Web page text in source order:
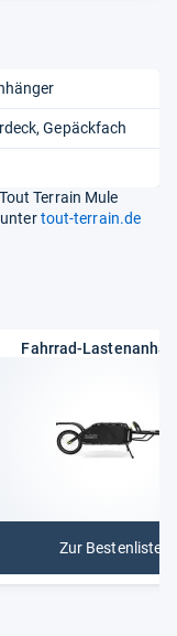
Gepäckfach
Terrain Mule
tout-terrain.de
Fahrrad-
Zur Bestenliste
: